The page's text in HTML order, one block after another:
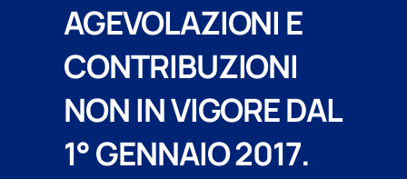
Lo Studio
Centro Studi
Contatti
AGEVOLAZIONI E
CONTRIBUZIONI
NON IN VIGORE DAL
1° GENNAIO 2017.